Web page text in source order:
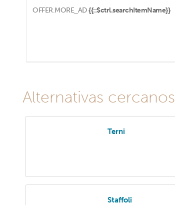
OFFER.MORE_AD {{::$ctrl.searchItemName}}
Alternativas cercanos
Terni
Staffoli